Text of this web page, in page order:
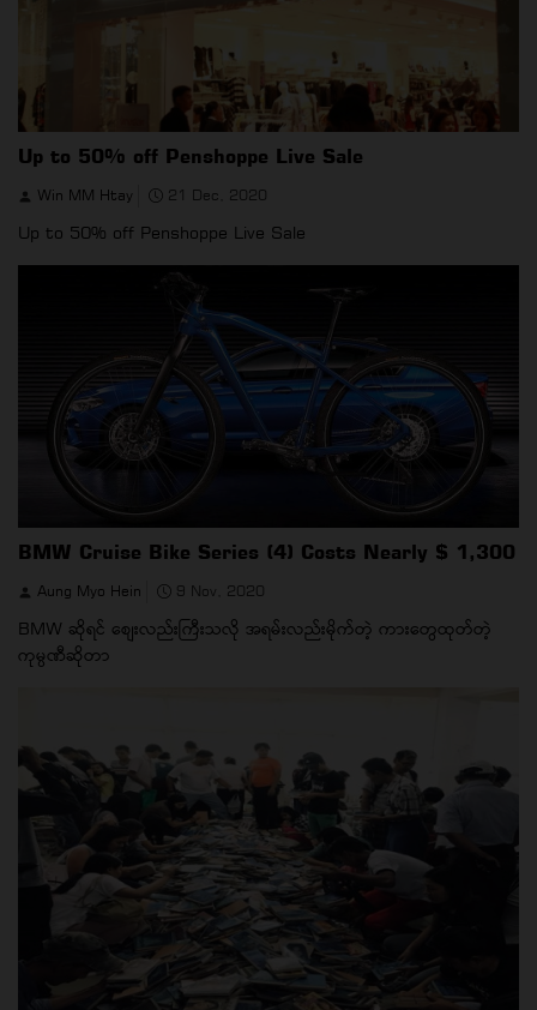
Up to 50% off Penshoppe Live Sale
Win MM Htay 21 Dec, 2020
Up to 50% off Penshoppe Live Sale
BMW Cruise Bike Series (4) Costs Nearly $ 1,300
Aung Myo Hein 9 Nov, 2020
BMW ဆိုရင် စျေးလည်းကြီးသလို အရမ်းလည်းမိုက်တဲ့ ကားတွေထုတ်တဲ့
ကုမ္ပဏီဆိုတာ